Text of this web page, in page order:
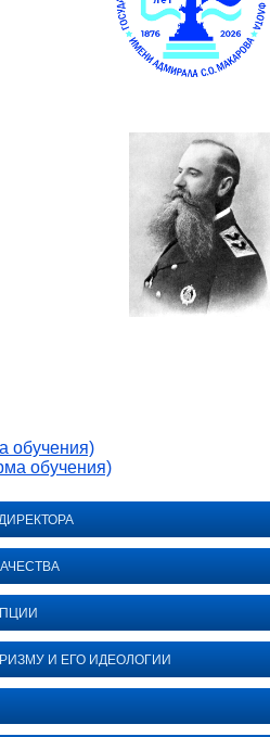
обучения)
обучения)
И ЕГО ИДЕОЛОГИИ